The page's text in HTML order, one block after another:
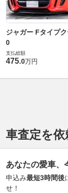
ジャガー Fタイプ
0
支払総額
475.0万円
車査定を依
あなたの愛車、
申込み最短3時間後
せ！